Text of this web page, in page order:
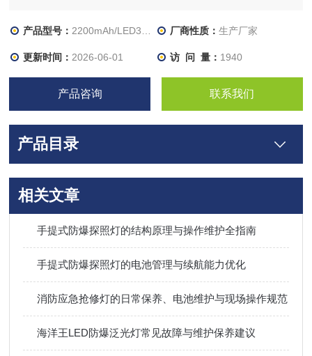
产品型号： 2200mAh/LED3W/IP66 厂商性质： 生产厂家
更新时间： 2026-06-01 访 问 量： 1940
产品咨询 联系我们
产品目录
相关文章
手提式防爆探照灯的结构原理与操作维护全指南
手提式防爆探照灯的电池管理与续航能力优化
消防应急抢修灯的日常保养、电池维护与现场操作规范
海洋王LED防爆泛光灯常见故障与维护保养建议